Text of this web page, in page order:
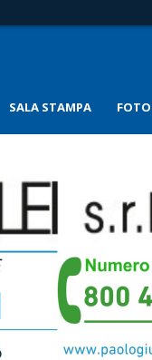
SALA STAMPA